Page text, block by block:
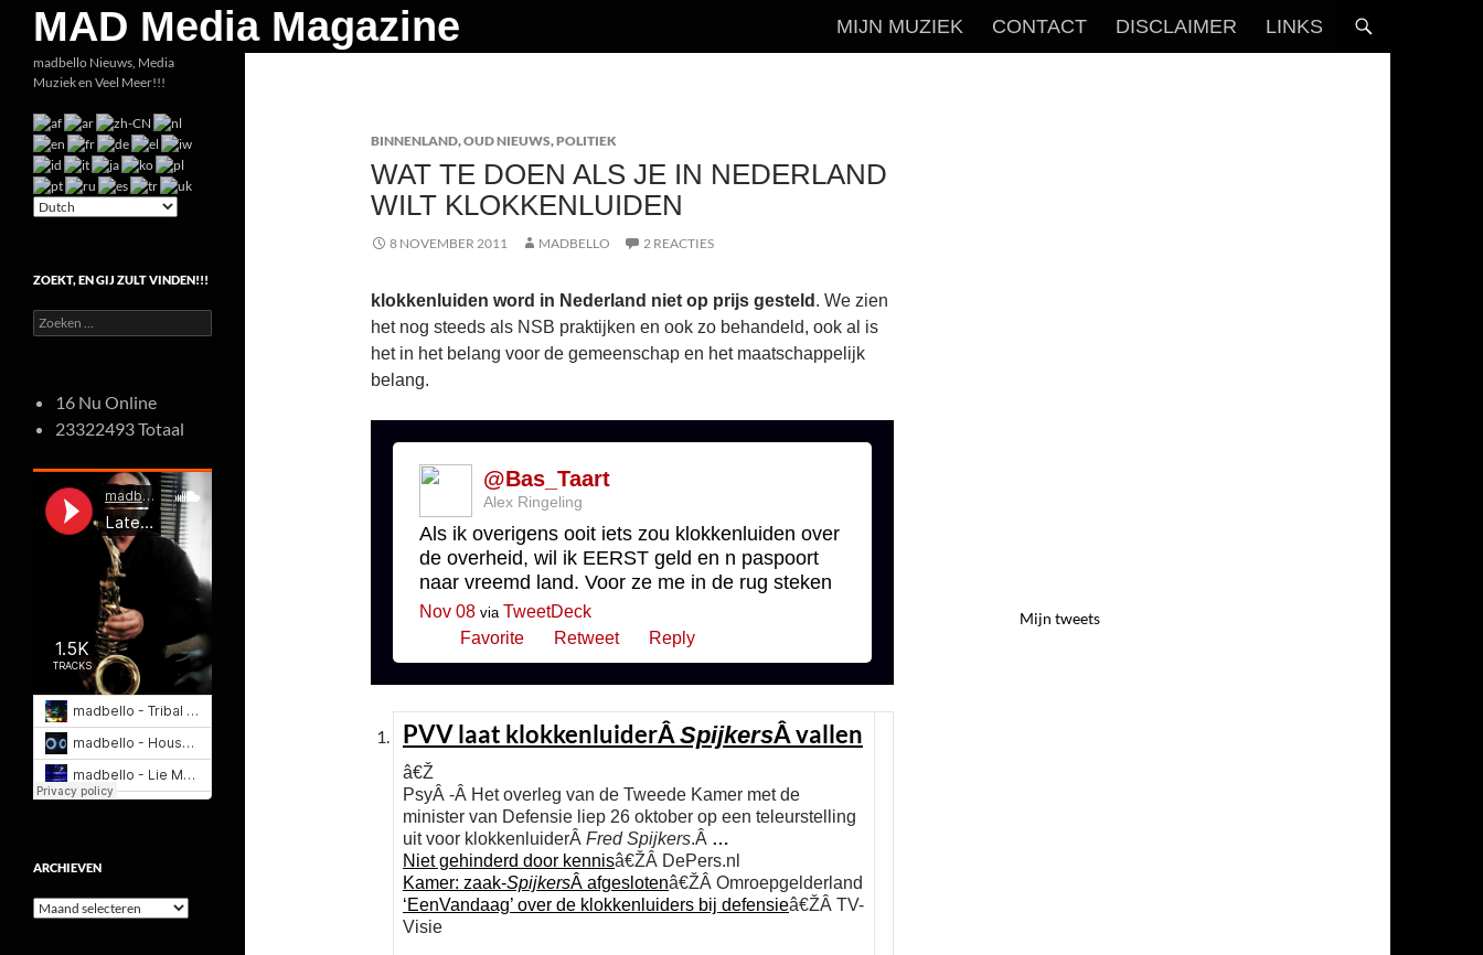
inhoud
MAD Media Magazine
Zoeken
MIJN MUZIEK CONTACT DISCLAIMER LINKS
BINNENLAND,OUD NIEUWS,POLITIEK
WAT TE DOEN ALS JE IN NEDERLAND
WILT KLOKKENLUIDEN
8 NOVEMBER 2011 MADBELLO 2 REACTIES
klokkenluiden word in Nederland niet op prijs gesteld . We zien
het nog steeds als NSB praktijken en ook zo behandeld, ook al is
het in het belang voor de gemeenschap en het maatschappelijk
belang.
@Bas_Taart
Alex Ringeling
Als ik overigens ooit iets zou klokkenluiden over
de overheid, wil ik EERST geld en n paspoort
naar vreemd land. Voor ze me in de rug steken
Nov 08 via TweetDeck
Favorite
Retweet Reply
PVV laat klokkenluiderÂ SpijkersÂ vallen
â€Ž
PsyÂ -Â Het overleg van de Tweede Kamer met de
minister van Defensie liep 26 oktober op een teleurstelling
uit voor klokkenluiderÂ Fred Spijkers.Â …
Niet gehinderd door kennisâ€ŽÂ DePers.nl
Kamer: zaak-SpijkersÂ afgeslotenâ€ŽÂ Omroepgelderland
‘EenVandaag’ over de klokkenluiders bij defensieâ€ŽÂ TV-
Visie
Mijn tweets
madbello Nieuws, Media
Muziek en Veel Meer!!!
ZOEKT, EN GIJ ZULT VINDEN!!!
Zoeken
naar:
16 Nu Online
23322493 Totaal
ARCHIEVEN
Archieven